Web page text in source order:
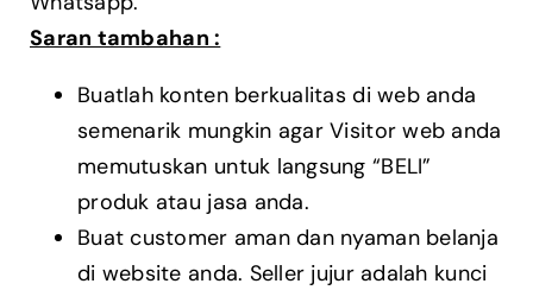
Saran tambahan :
Buatlah konten berkualitas di web anda
semenarik mungkin agar Visitor web anda
memutuskan untuk langsung “BELI”
produk atau jasa anda.
Buat customer aman dan nyaman belanja
di website anda. Seller jujur adalah kunci